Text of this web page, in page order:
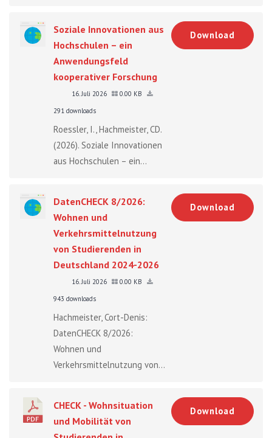
Soziale Innovationen aus
Hochschulen – ein
Anwendungsfeld
kooperativer Forschung
16. Juli 2026
0.00 KB
291 downloads
Roessler, I., Hachmeister, CD.
(2026). Soziale Innovationen
aus Hochschulen – ein...
Download
DatenCHECK 8/2026:
Wohnen und
Verkehrsmittelnutzung
von Studierenden in
Deutschland 2024-2026
16. Juli 2026
0.00 KB
943 downloads
Hachmeister, Cort-Denis:
DatenCHECK 8/2026:
Wohnen und
Verkehrsmittelnutzung von...
Download
CHECK - Wohnsituation
und Mobilität von
Download